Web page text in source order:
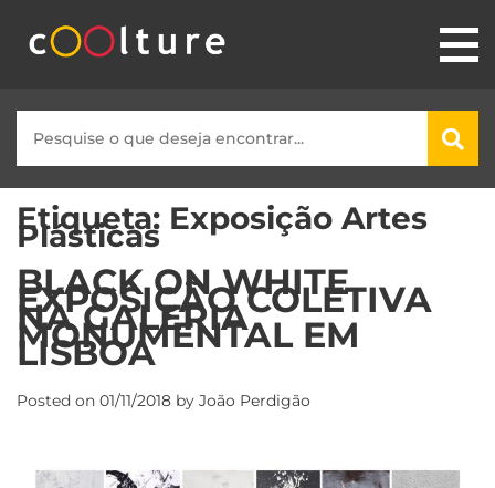
Etiqueta: Exposição Artes
Plásticas
BLACK ON WHITE
EXPOSIÇÃO COLETIVA
NA GALERIA
MONUMENTAL EM
LISBOA
Posted on 01/11/2018 by João Perdigão